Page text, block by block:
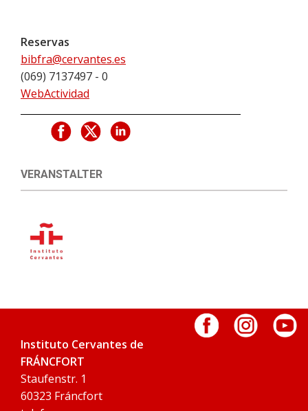
Reservas
bibfra@cervantes.es
(069) 7137497 - 0
WebActividad
VERANSTALTER
Instituto Cervantes de
FRÁNCFORT
Staufenstr. 1
60323 Fráncfort